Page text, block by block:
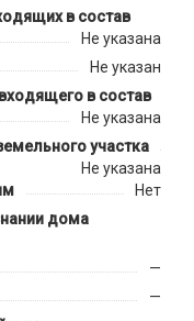
в состав
Не указана
Не указан
в состав
Не указана
участка
Не указана
Нет
дома
—
—